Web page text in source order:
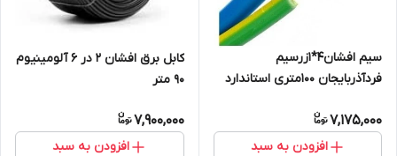
سیم افشان4*1زرسیم
فردآذربایجان 100متری استاندارد
7,175,000
افزودن به سبد
کابل برق افشان ۲ در ۶ آلومینیوم
۹۰ متر
7,900,000
افزودن به سبد